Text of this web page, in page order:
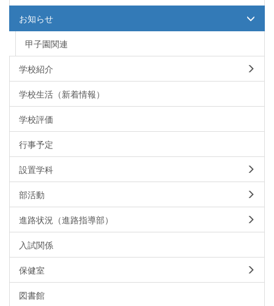
お知らせ
甲子園関連
学校紹介
学校生活（新着情報）
学校評価
行事予定
設置学科
部活動
進路状況（進路指導部）
入試関係
保健室
図書館